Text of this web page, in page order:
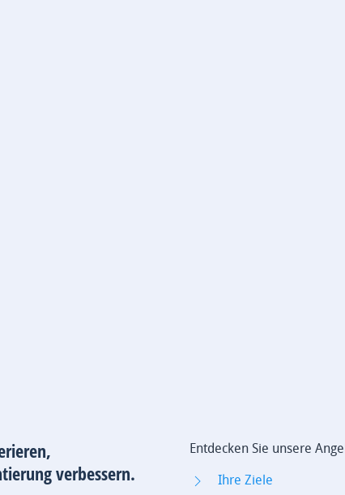
verbessern.
Entdecken Sie unsere
Ihre Ziele